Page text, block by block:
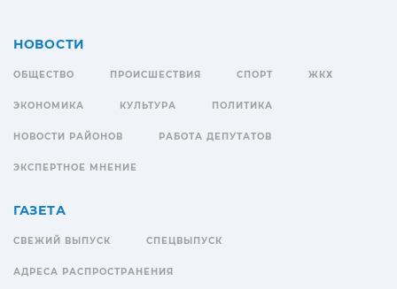
НОВОСТИ
ОБЩЕСТВО ПРОИСШЕСТВИЯ СПОРТ ЖКХ
ЭКОНОМИКА КУЛЬТУРА ПОЛИТИКА
НОВОСТИ РАЙОНОВ РАБОТА ДЕПУТАТОВ
ЭКСПЕРТНОЕ МНЕНИЕ
ГАЗЕТА
СВЕЖИЙ ВЫПУСК СПЕЦВЫПУСК
АДРЕСА РАСПРОСТРАНЕНИЯ